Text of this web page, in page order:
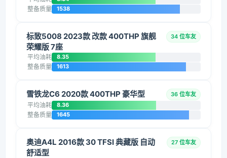
整备质量 1538
标致5008 2023款 改款 400THP 旗舰
荣耀版 7座
34 位车友
平均油耗 8.35
整备质量 1613
雪铁龙C6 2020款 400THP 豪华型 36 位车友
平均油耗 8.36
整备质量 1645
奥迪A4L 2016款 30 TFSI 典藏版 自动
舒适型
27 位车友